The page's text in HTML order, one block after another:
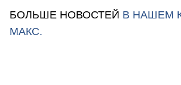
БОЛЬШЕ НОВОСТЕЙ В НАШЕМ
МАКС.